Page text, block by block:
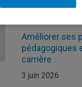
Améliorer ses
pédagogiques
carrière
3 juin 2026